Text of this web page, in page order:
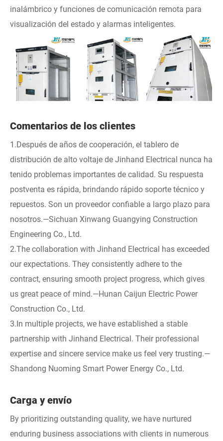
inalámbrico y funciones de comunicación remota para
visualización del estado y alarmas inteligentes.
Comentarios de los clientes
1.Después de años de cooperación, el tablero de
distribución de alto voltaje de Jinhand Electrical nunca ha
tenido problemas importantes de calidad. Su respuesta
postventa es rápida, brindando rápido soporte técnico y
repuestos. Son un proveedor confiable a largo plazo para
nosotros.—Sichuan Xinwang Guangying Construction
Engineering Co., Ltd.
2.The collaboration with Jinhand Electrical has exceeded
our expectations. They consistently adhere to the
contract, ensuring smooth project progress, which gives
us great peace of mind.—Hunan Caijun Electric Power
Construction Co., Ltd.
3.In multiple projects, we have established a stable
partnership with Jinhand Electrical. Their professional
expertise and sincere service make us feel very trusting.—
Shandong Nuoming Smart Power Energy Co., Ltd.
Carga y envío
By prioritizing outstanding quality, we have nurtured
enduring business associations with clients in numerous